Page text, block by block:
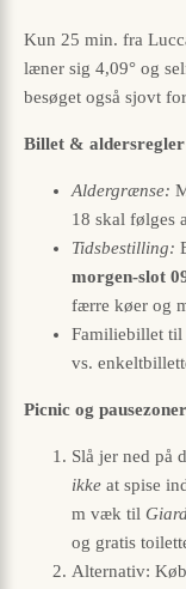
Kun 25 min. fra
læner sig 4,09° og
besøget også sjovt
Billet & aldersregler
Aldergrænse:
18 skal følges
Tidsbestilling:
morgen-slot
færre køer og
Familiebillet til
vs.
Picnic og pausezoner
Slå jer ned på
ikke at spise
m væk til
og gratis
Alternativ: